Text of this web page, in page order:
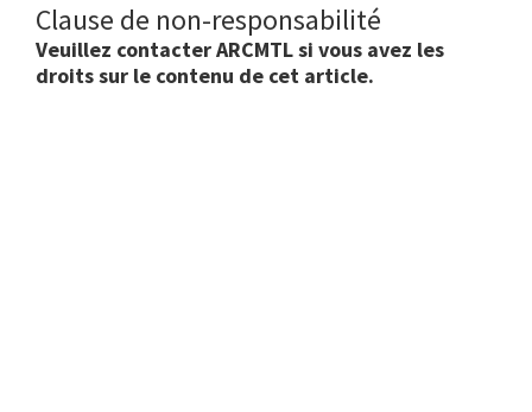
Clause de non-responsabilité
Veuillez contacter ARCMTL si vous avez les
droits sur le contenu de cet article.